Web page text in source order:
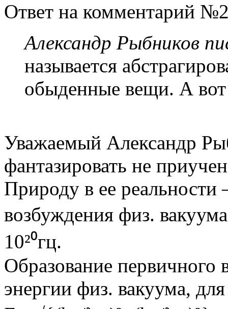
Ответ на комментарий
Александр Рыбников
называется
обыденные вещи. А
Уважаемый Александр
фантазировать не
Природу в ее
возбуждения физ.
10²⁰гц.
Образование
энергии физ. вакуума,